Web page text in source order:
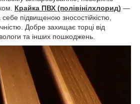
Крайка ПВХ (полівінілхлорид) —
підвищеною зносостійкістю,
Добре захищає торці від
та інших пошкоджень.